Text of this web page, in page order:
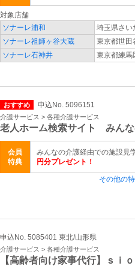
対象店舗
ソナーレ浦和
埼玉県さい
ソナーレ祖師ヶ谷大蔵
東京都世田
ソナーレ石神井
東京都練馬
おすすめ 申込No. 5096151
介護サービス > 各種介護サービス
老人ホーム検索サイト みん
会員
特典
みんなの介護経由での施設見
円分プレゼント！
その他の
申込No. 5085401 東北/山形県
介護サービス > 各種介護サービス
【高齢者向け家事代行】ｓｉｏ